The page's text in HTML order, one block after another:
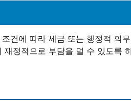
건에 따라 세금 또는 행정적 의
정적으로 부담을 덜 수 있도록